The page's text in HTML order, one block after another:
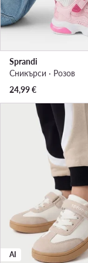
Sprandi
Сникърси · Розов
24,99€
AI